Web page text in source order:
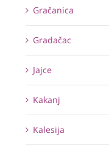
Gračanica
Gradačac
Jajce
Kakanj
Kalesija